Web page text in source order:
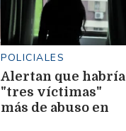
POLICIALES
Alertan que habría
"tres víctimas"
más de abuso en